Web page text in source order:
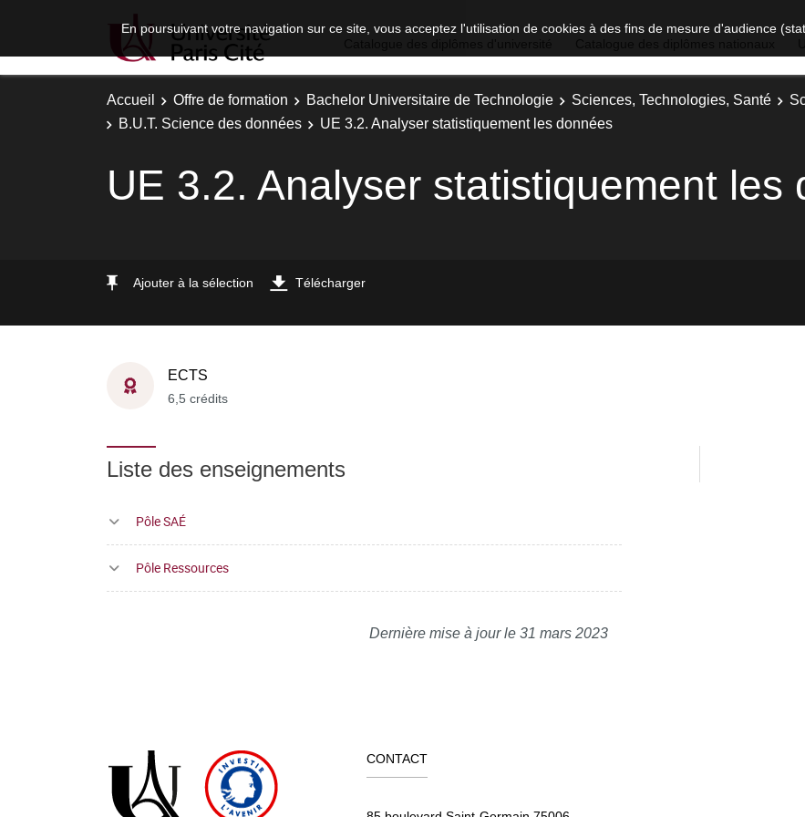
En poursuivant votre navigation sur ce site, vous acceptez l'utilisation de cookies à des fins de mesure d'audience
Accueil Offre de formation Bachelor Universitaire de Technologie Sciences, Technologies, Santé
B.U.T. Science des données
UE 3.2. Analyser statistiquement les données
UE 3.2. Analyser statistiquement les
Ajouter à la sélection Télécharger
ECTS
6,5 crédits
Liste des enseignements
Pôle SAÉ
Pôle Ressources
Dernière mise à jour le 31 mars 2023
CONTACT